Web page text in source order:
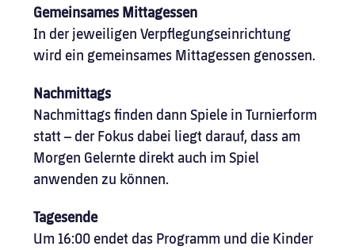
Gemeinsames Mittagessen
In der jeweiligen Verpflegungseinrichtung
wird ein gemeinsames Mittagessen genossen.
Nachmittags
Nachmittags ﬁnden dann Spiele in Turnierform
statt – der Fokus dabei liegt darauf, dass am
Morgen Gelernte direkt auch im Spiel
anwenden zu können.
Tagesende
Um 16:00 endet das Programm und die Kinder